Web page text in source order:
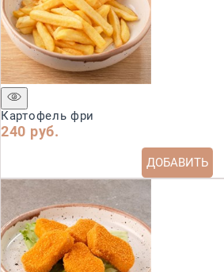
Картофель фри
240 руб.
ДОБАВИТЬ